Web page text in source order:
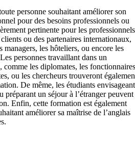
personne souhaitant améliorer son
pour des besoins professionnels ou
pertinente pour les professionnels
ou des partenaires internationaux,
managers, les hôteliers, ou encore les
personnes travaillant dans un
les diplomates, les fonctionnaires
ou les chercheurs trouveront
De même, les étudiants envisageant
préparant un séjour à l’étranger peuvent
Enfin, cette formation est également
améliorer sa maîtrise de l’anglais